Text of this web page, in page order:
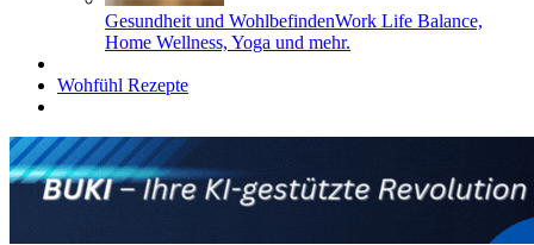
Gesundheit und WohlbefindenWork Life Balance,
Home Wellness, Yoga und mehr.
Wohfühl Rezepte